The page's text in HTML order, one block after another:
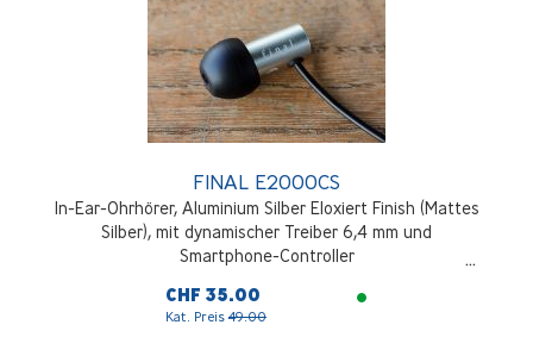
FINAL E2000CS
In-Ear-Ohrhörer, Aluminium Silber Eloxiert Finish (Mattes
Silber), mit dynamischer Treiber 6,4 mm und
Smartphone-Controller
CHF 35.00
Kat. Preis49.00